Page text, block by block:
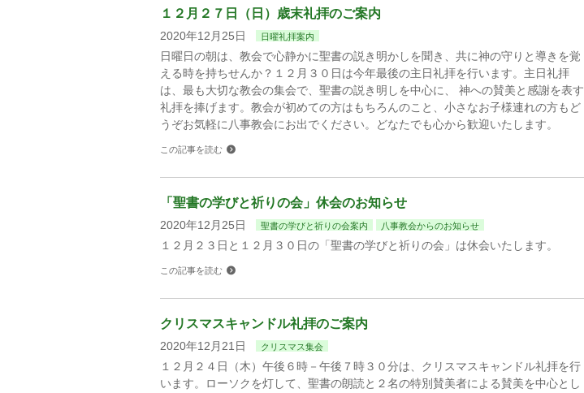
１２月２７日（日）歳末礼拝のご案内
2020年12月25日 日曜礼拝案内
日曜日の朝は、教会で心静かに聖書の説き明かしを聞き、共に神の守りと導きを覚
える時を持ちせんか？１２月３０日は今年最後の主日礼拝を行います。主日礼拝
は、最も大切な教会の集会で、聖書の説き明しを中心に、 神への賛美と感謝を表す
礼拝を捧げます。教会が初めての方はもちろんのこと、小さなお子様連れの方もど
うぞお気軽に八事教会にお出でください。どなたでも心から歓迎いたします。
この記事を読む
「聖書の学びと祈りの会」休会のお知らせ
2020年12月25日 聖書の学びと祈りの会案内 八事教会からのお知らせ
１２月２３日と１２月３０日の「聖書の学びと祈りの会」は休会いたします。
この記事を読む
クリスマスキャンドル礼拝のご案内
2020年12月21日 クリスマス集会
１２月２４日（木）午後６時－午後７時３０分は、クリスマスキャンドル礼拝を行
います。ローソクを灯して、聖書の朗読と２名の特別賛美者による賛美を中心とし